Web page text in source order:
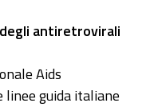
antiretrovirali
Aids
guida italiane